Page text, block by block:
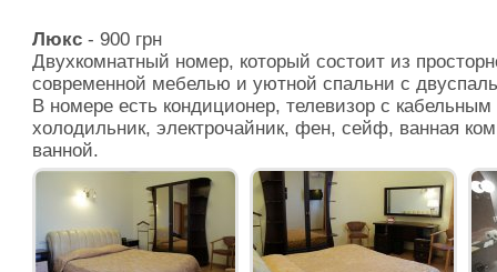
Люкс- 900 грн
Двухкомнатный номер, который состоит из
современной мебелью и уютной спальни с
В номере есть кондиционер, телевизор с
холодильник, электрочайник, фен, сейф, ванная
ванной.